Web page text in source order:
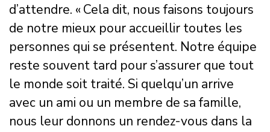
d’attendre. « Cela dit, nous faisons toujours
de notre mieux pour accueillir toutes les
personnes qui se présentent. Notre équipe
reste souvent tard pour s’assurer que tout
le monde soit traité. Si quelqu’un arrive
avec un ami ou un membre de sa famille,
nous leur donnons un rendez-vous dans la